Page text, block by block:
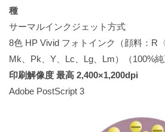
種
サーマルインクジェット方式
8色 HP Vivid フォトインク（顔料：R
Mk、Pk、Y、Lc、Lg、Lm）（100%純
印刷解像度 最高 2,400×1,200dpi
Adobe PostScript 3